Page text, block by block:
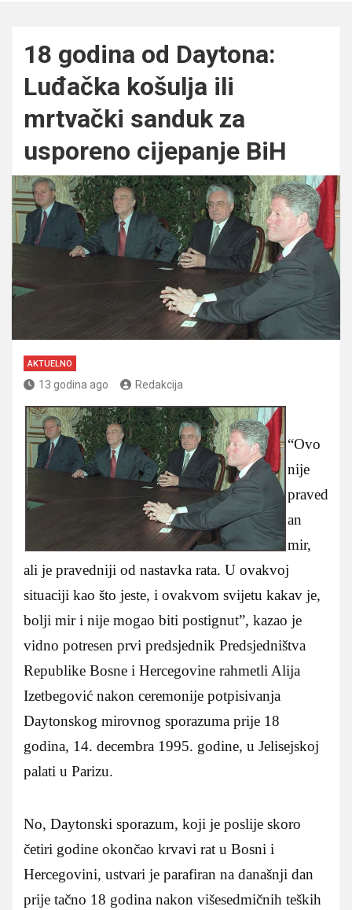
18 godina od Daytona:
Luđačka košulja ili
mrtvački sanduk za
usporeno cijepanje BiH
AKTUELNO
13 godina ago Redakcija
“Ovo
nije
praved
an
mir,
ali je pravedniji od nastavka rata. U ovakvoj
situaciji kao što jeste, i ovakvom svijetu kakav je,
bolji mir i nije mogao biti postignut”, kazao je
vidno potresen prvi predsjednik Predsjedništva
Republike Bosne i Hercegovine rahmetli Alija
Izetbegović nakon ceremonije potpisivanja
Daytonskog mirovnog sporazuma prije 18
godina, 14. decembra 1995. godine, u Jelisejskoj
palati u Parizu.
No, Daytonski sporazum, koji je poslije skoro
četiri godine okončao krvavi rat u Bosni i
Hercegovini, ustvari je parafiran na današnji dan
prije tačno 18 godina nakon višesedmičnih teških